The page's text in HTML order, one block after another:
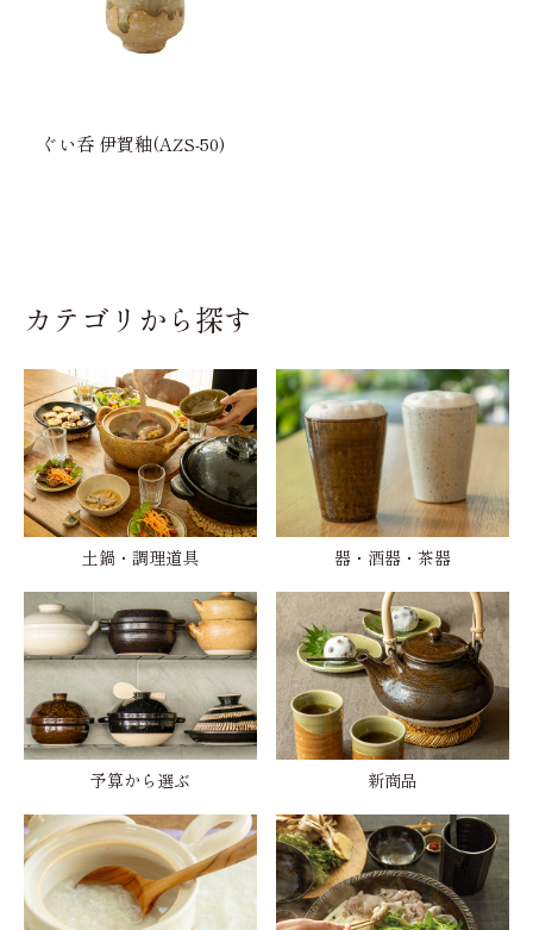
ぐい呑 伊賀釉(AZS-50)
カテゴリから探す
土鍋・調理道具 器・酒器・茶器
予算から選ぶ 新商品